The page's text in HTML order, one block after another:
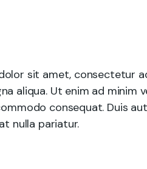
sit amet, consectetur
aliqua. Ut enim ad minim
consequat. Duis
nulla pariatur.